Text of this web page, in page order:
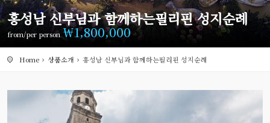
홍성남 신부님과 함께하는필리핀 성지순례
from/per person￦1,800,000
Home 상품소개 홍성남 신부님과 함께하는필리핀 성지순례